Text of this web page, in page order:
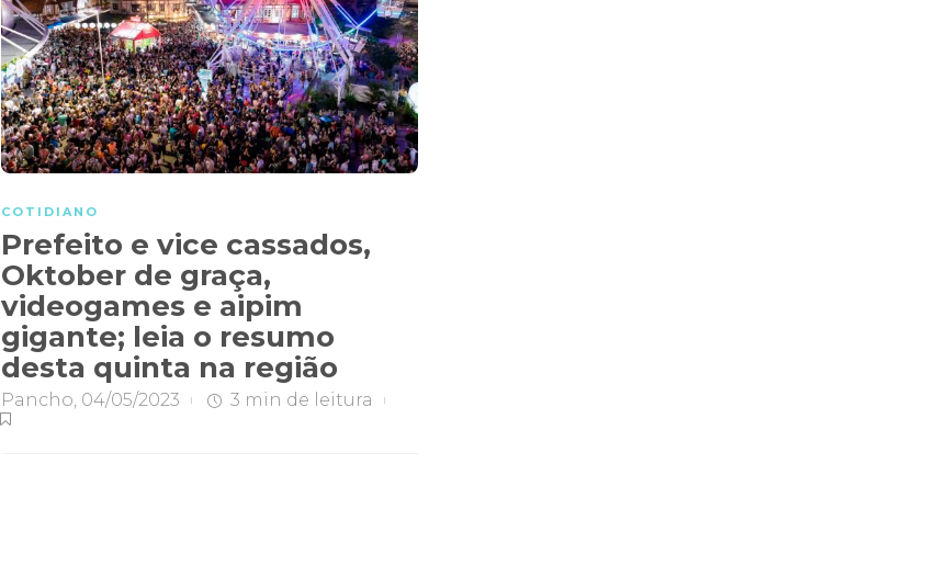
COTIDIANO
Prefeito e vice cassados,
Oktober de graça,
videogames e aipim
gigante; leia o resumo
desta quinta na região
Pancho, 04/05/2023 3 min de leitura